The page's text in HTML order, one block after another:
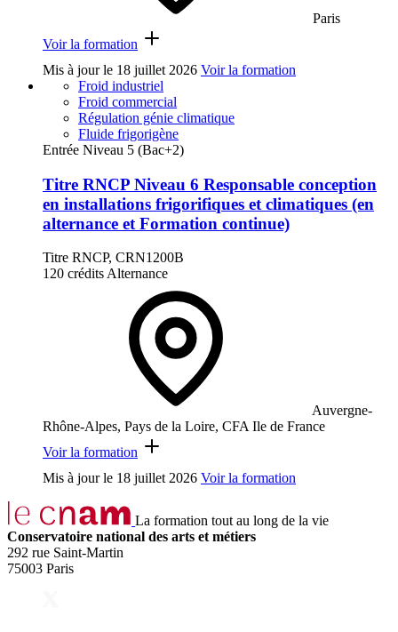
Paris
Voir la formation
Mis à jour le 18 juillet 2026 Voir la formation
Froid industriel
Froid commercial
Régulation génie climatique
Fluide frigorigène
Entrée Niveau 5 (Bac+2)
Titre RNCP Niveau 6 Responsable conception
en installations frigorifiques et climatiques (en
alternance et Formation continue)
Titre RNCP, CRN1200B
120 crédits Alternance
Auvergne-
Rhône-Alpes, Pays de la Loire, CFA Ile de France
Voir la formation
Mis à jour le 18 juillet 2026 Voir la formation
La formation tout au long de la vie
Conservatoire national des arts et métiers
292 rue Saint-Martin
75003 Paris